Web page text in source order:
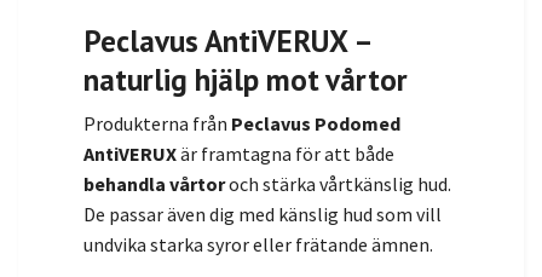
Peclavus AntiVERUX –
naturlig hjälp mot vårtor
Produkterna från Peclavus Podomed
AntiVERUXär framtagna för att både
behandla vårtoroch stärka vårtkänslig hud.
De passar även dig med känslig hud som vill
undvika starka syror eller frätande ämnen.